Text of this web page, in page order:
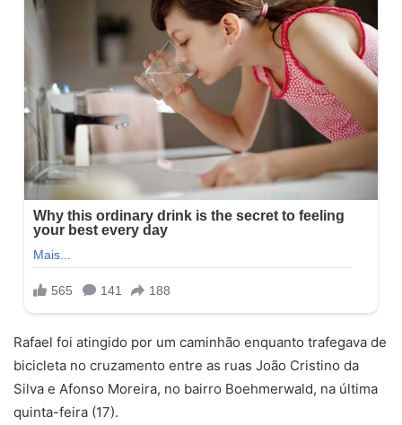
Rafael foi atingido por um caminhão enquanto trafegava de
bicicleta no cruzamento entre as ruas João Cristino da
Silva e Afonso Moreira, no bairro Boehmerwald, na última
quinta-feira (17).